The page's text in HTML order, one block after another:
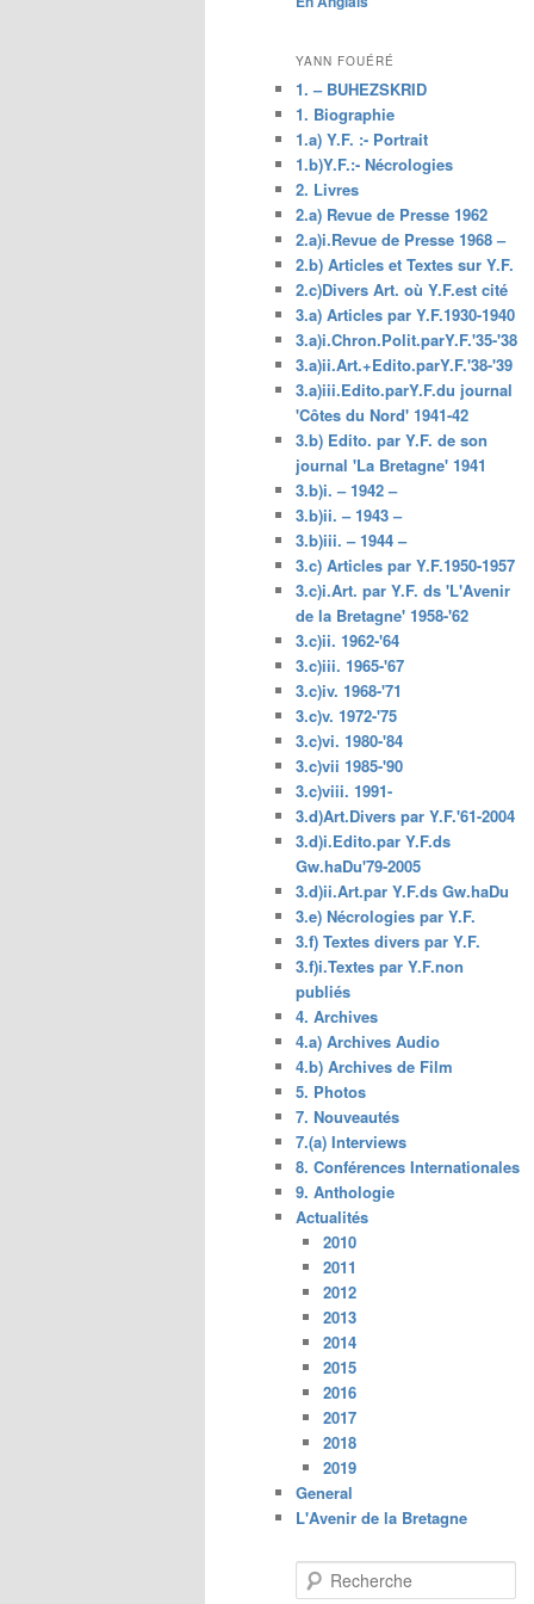
principal
YANN FOUÉRÉ
1. – BUHEZSKRID
1. Biographie
1.a) Y.F. :- Portrait
1.b)Y.F.:- Nécrologies
2. Livres
2.a) Revue de Presse 1962
2.a)i.Revue de Presse 1968 –
2.b) Articles et Textes sur Y.F.
2.c)Divers Art. où Y.F.est cité
3.a) Articles par Y.F.1930-1940
3.a)i.Chron.Polit.parY.F.'35-'38
3.a)ii.Art.+Edito.parY.F.'38-'39
3.a)iii.Edito.parY.F.du journal
'Côtes du Nord' 1941-42
3.b) Edito. par Y.F. de son
journal 'La Bretagne' 1941
3.b)i. – 1942 –
3.b)ii. – 1943 –
3.b)iii. – 1944 –
3.c) Articles par Y.F.1950-1957
3.c)i.Art. par Y.F. ds 'L'Avenir
de la Bretagne' 1958-'62
3.c)ii. 1962-'64
3.c)iii. 1965-'67
3.c)iv. 1968-'71
3.c)v. 1972-'75
3.c)vi. 1980-'84
3.c)vii 1985-'90
3.c)viii. 1991-
3.d)Art.Divers par Y.F.'61-2004
3.d)i.Edito.par Y.F.ds
Gw.haDu'79-2005
3.d)ii.Art.par Y.F.ds Gw.haDu
3.e) Nécrologies par Y.F.
3.f) Textes divers par Y.F.
3.f)i.Textes par Y.F.non
publiés
4. Archives
4.a) Archives Audio
4.b) Archives de Film
5. Photos
7. Nouveautés
7.(a) Interviews
8. Conférences Internationales
9. Anthologie
Actualités
2010
2011
2012
2013
2014
2015
2016
2017
2018
2019
General
L'Avenir de la Bretagne
e